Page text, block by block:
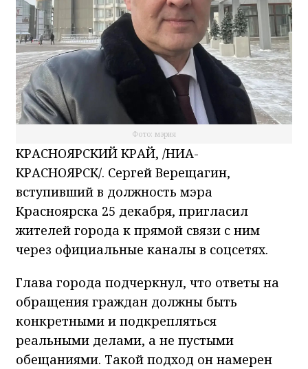
Фото: мэрия
КРАСНОЯРСКИЙ КРАЙ, /НИА-
КРАСНОЯРСК/. Сергей Верещагин,
вступивший в должность мэра
Красноярска 25 декабря, пригласил
жителей города к прямой связи с ним
через официальные каналы в соцсетях.
Глава города подчеркнул, что ответы на
обращения граждан должны быть
конкретными и подкрепляться
реальными делами, а не пустыми
обещаниями. Такой подход он намерен